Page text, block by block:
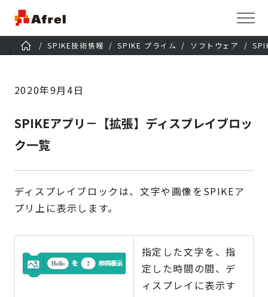
SPIKE技術情報 SPIKE プライム ソフトウェア
2020年9月4日
SPIKEアプリ－【拡張】ディスプレイブロッ
ク一覧
ディスプレイブロックは、文字や画像をSPIKEア
プリ上に表示します。
指定した文字を、指
定した時間の間、デ
ィスプレイに表示す